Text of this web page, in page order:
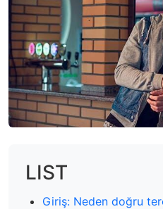
LIST
Giriş: Neden doğru